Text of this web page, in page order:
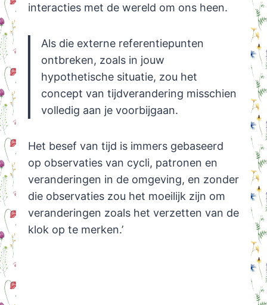
interacties met de wereld om ons heen.
Als die externe referentiepunten
ontbreken, zoals in jouw
hypothetische situatie, zou het
concept van tijdverandering misschien
volledig aan je voorbijgaan.
Het besef van tijd is immers gebaseerd
op observaties van cycli, patronen en
veranderingen in de omgeving, en zonder
die observaties zou het moeilijk zijn om
veranderingen zoals het verzetten van de
klok op te merken.’